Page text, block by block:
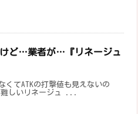
けど…業者が…『リネージュ
なくてATKの打撃値も見えないの
難しいリネージュ ...